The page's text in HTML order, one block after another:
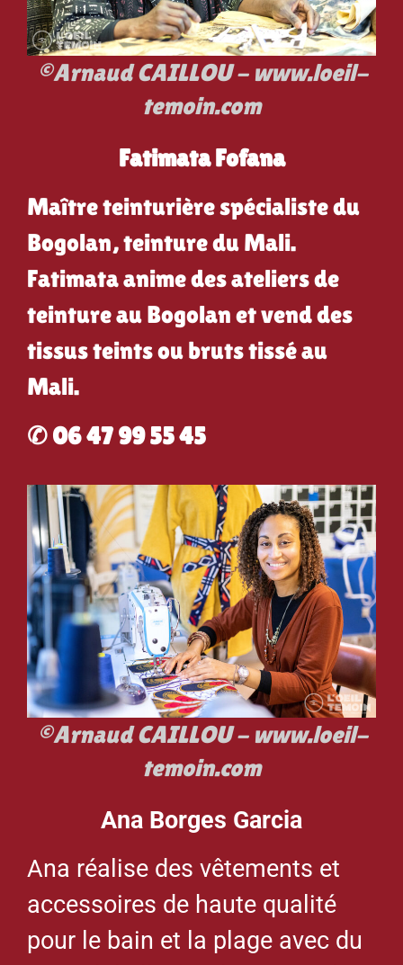
©Arnaud CAILLOU - www.loeil-
temoin.com
Fatimata Fofana
Maître teinturière spécialiste du
Bogolan, teinture du Mali.
Fatimata anime des ateliers de
teinture au Bogolan et vend des
tissus teints ou bruts tissé au
Mali.
✆ 06 47 99 55 45
©Arnaud CAILLOU - www.loeil-
temoin.com
Ana Borges Garcia
Ana réalise des vêtements et
accessoires de haute qualité
pour le bain et la plage avec du